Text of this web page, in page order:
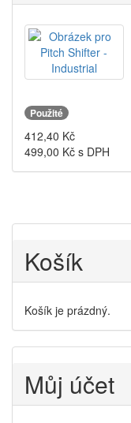
Použité
412,40 Kč
499,00 Kč s DPH
Košík
Košík je prázdný.
Můj účet